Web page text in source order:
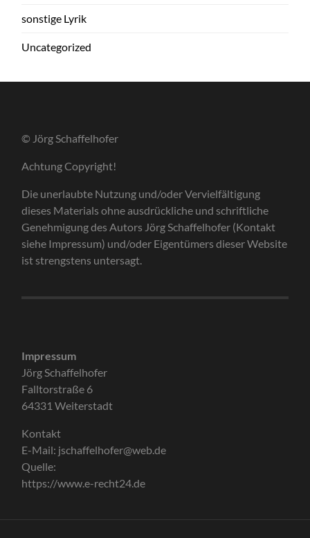
sonstige Lyrik
Uncategorized
© Jörg Schaffelhofer
Achtung Copyright!
Die unerlaubte Nutzung und/oder Vervielfältigung
dieses Materials ohne ausdrückliche und schriftliche
Genehmigung des Autors Jörg Schaffelhofer (Kontakt
siehe Impressum) und/oder Eigentümers dieser Website
ist strengstens untersagt.
Impressum
Jörg Schaffelhofer
Falltorstraße 6
64331 Weiterstadt
Kontakt
E-Mail: jschaffelhofer@web.de
Quelle:
https://www.e-recht24.de